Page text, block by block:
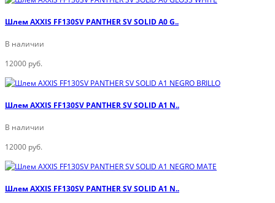
Шлем AXXIS FF130SV PANTHER SV SOLID A0 G..
В наличии
12000 руб.
Шлем AXXIS FF130SV PANTHER SV SOLID A1 N..
В наличии
12000 руб.
Шлем AXXIS FF130SV PANTHER SV SOLID A1 N..